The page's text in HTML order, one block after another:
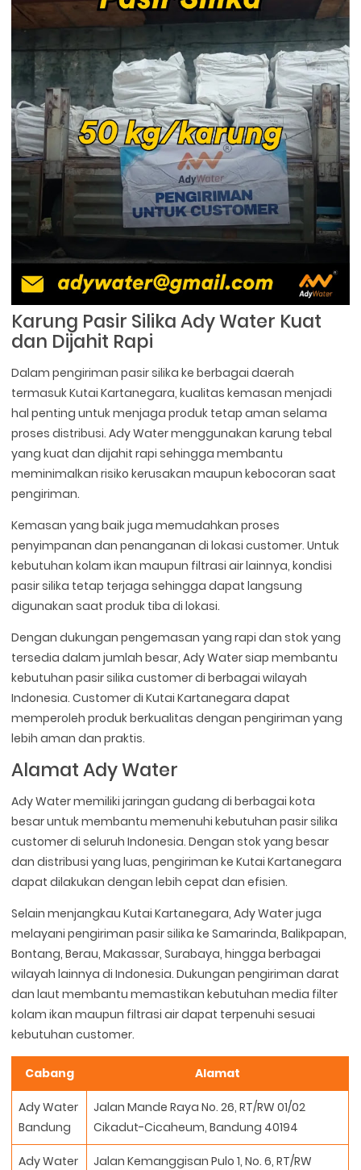
Karung Pasir Silika Ady Water Kuat
dan Dijahit Rapi
Dalam pengiriman pasir silika ke berbagai daerah
termasuk Kutai Kartanegara, kualitas kemasan menjadi
hal penting untuk menjaga produk tetap aman selama
proses distribusi. Ady Water menggunakan karung tebal
yang kuat dan dijahit rapi sehingga membantu
meminimalkan risiko kerusakan maupun kebocoran saat
pengiriman.
Kemasan yang baik juga memudahkan proses
penyimpanan dan penanganan di lokasi customer. Untuk
kebutuhan kolam ikan maupun filtrasi air lainnya, kondisi
pasir silika tetap terjaga sehingga dapat langsung
digunakan saat produk tiba di lokasi.
Dengan dukungan pengemasan yang rapi dan stok yang
tersedia dalam jumlah besar, Ady Water siap membantu
kebutuhan pasir silika customer di berbagai wilayah
Indonesia. Customer di Kutai Kartanegara dapat
memperoleh produk berkualitas dengan pengiriman yang
lebih aman dan praktis.
Alamat Ady Water
Ady Water memiliki jaringan gudang di berbagai kota
besar untuk membantu memenuhi kebutuhan pasir silika
customer di seluruh Indonesia. Dengan stok yang besar
dan distribusi yang luas, pengiriman ke Kutai Kartanegara
dapat dilakukan dengan lebih cepat dan efisien.
Selain menjangkau Kutai Kartanegara, Ady Water juga
melayani pengiriman pasir silika ke Samarinda, Balikpapan,
Bontang, Berau, Makassar, Surabaya, hingga berbagai
wilayah lainnya di Indonesia. Dukungan pengiriman darat
dan laut membantu memastikan kebutuhan media filter
kolam ikan maupun filtrasi air dapat terpenuhi sesuai
kebutuhan customer.
Cabang Alamat
Ady Water
Bandung
Jalan Mande Raya No. 26, RT/RW 01/02
Cikadut-Cicaheum, Bandung 40194
Ady Water
Jalan Kemanggisan Pulo 1, No. 6, RT/RW